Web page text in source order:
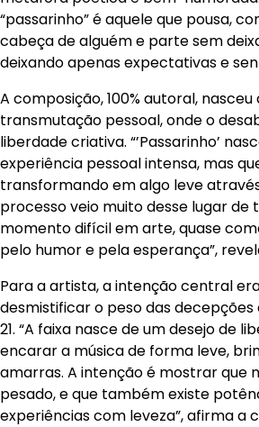
“passarinho” é aquele que pousa,
cabeça de alguém e parte sem
deixando apenas expectativas e
A composição, 100% autoral,
transmutação pessoal, onde o
liberdade criativa. “’Passarinho’
experiência pessoal intensa, mas
transformando em algo leve
processo veio muito desse lugar
momento difícil em arte, quase
pelo humor e pela esperança”,
Para a artista, a intenção central
desmistificar o peso das
21. “A faixa nasce de um desejo de
encarar a música de forma leve,
amarras. A intenção é mostrar que
pesado, e que também existe
experiências com leveza”, afirma a